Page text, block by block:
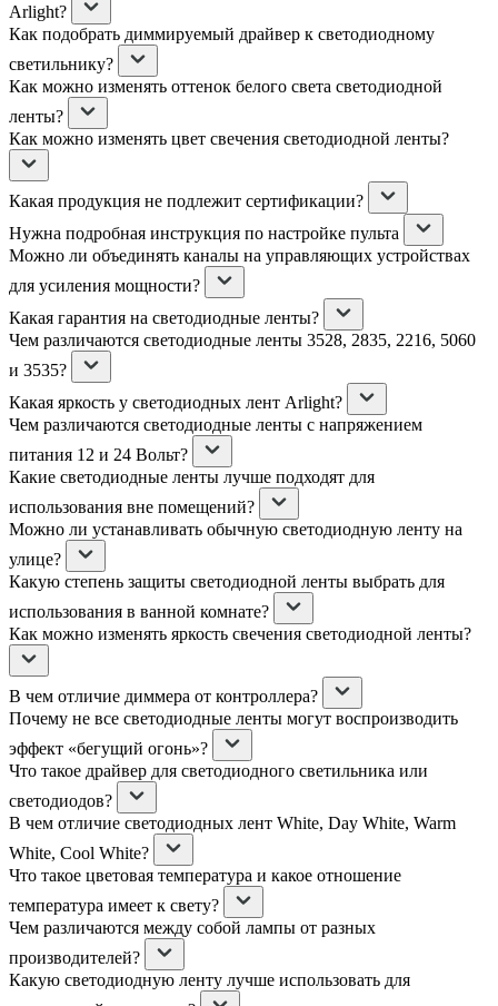
Arlight?
Как подобрать диммируемый драйвер к светодиодному
светильнику?
Как можно изменять оттенок белого света светодиодной
ленты?
Как можно изменять цвет свечения светодиодной ленты?
Какая продукция не подлежит сертификации?
Нужна подробная инструкция по настройке пульта
Можно ли объединять каналы на управляющих устройствах
для усиления мощности?
Какая гарантия на светодиодные ленты?
Чем различаются светодиодные ленты 3528, 2835, 2216, 5060
и 3535?
Какая яркость у светодиодных лент Arlight?
Чем различаются светодиодные ленты с напряжением
питания 12 и 24 Вольт?
Какие светодиодные ленты лучше подходят для
использования вне помещений?
Можно ли устанавливать обычную светодиодную ленту на
улице?
Какую степень защиты светодиодной ленты выбрать для
использования в ванной комнате?
Как можно изменять яркость свечения светодиодной ленты?
В чем отличие диммера от контроллера?
Почему не все светодиодные ленты могут воспроизводить
эффект «бегущий огонь»?
Что такое драйвер для светодиодного светильника или
светодиодов?
В чем отличие светодиодных лент White, Day White, Warm
White, Cool White?
Что такое цветовая температура и какое отношение
температура имеет к свету?
Чем различаются между собой лампы от разных
производителей?
Какую светодиодную ленту лучше использовать для